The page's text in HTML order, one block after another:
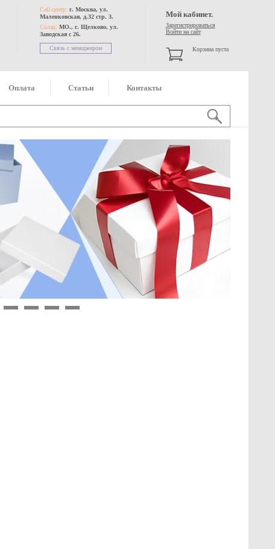
Call-центр: г. Москва, ул.
Маленковская, д.32 стр. 3.
Склад: МО., г. Щелково, ул.
Заводская с 26.
Связь с менеджером
Мой кабинет.
Зарегистрироваться
Войти на сайт
Корзина пуста
Оплата Статьи Контакты